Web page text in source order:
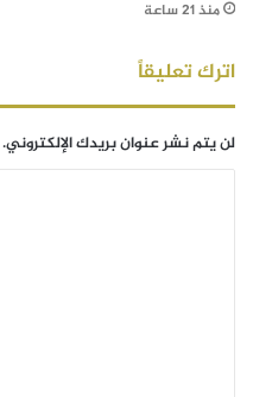
منذ 21 ساعة
اترك تعليقاً
لن يتم نشر عنوان بريدك الإلكتروني.